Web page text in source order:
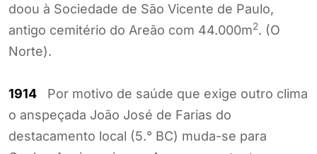
doou à Sociedade de São Vicente de Paulo,
antigo cemitério do Areão com 44.000m2. (O
Norte).
1914 Por motivo de saúde que exige outro clima
o anspeçada João José de Farias do
destacamento local (5.° BC) muda-se para